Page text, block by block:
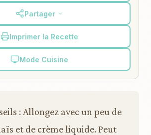
Partager
Imprimer la Recette
Mode Cuisine
: Allongez avec un peu de
et de crème liquide. Peut